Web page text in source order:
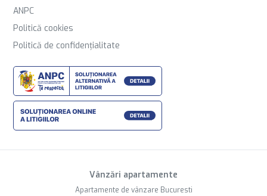
ANPC
Politică cookies
Politică de confidențialitate
Vânzări apartamente
Apartamente de vânzare Bucuresti